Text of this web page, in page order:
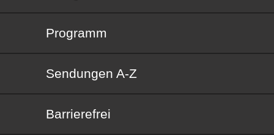
Programm
Sendungen von A bis Z
Sendungen A-Z
Barrierefrei
Barrierefrei